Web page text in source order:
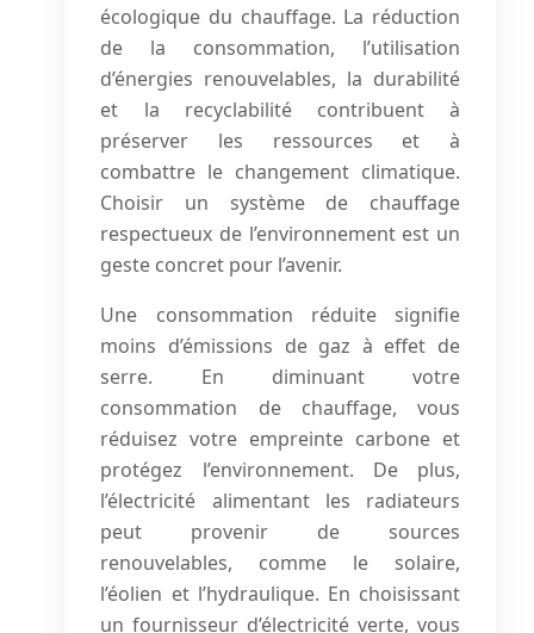
écologique du chauffage. La réduction
de la consommation, l’utilisation
d’énergies renouvelables, la durabilité
et la recyclabilité contribuent à
préserver les ressources et à
combattre le changement climatique.
Choisir un système de chauffage
respectueux de l’environnement est un
geste concret pour l’avenir.
Une consommation réduite signifie
moins d’émissions de gaz à effet de
serre. En diminuant votre
consommation de chauffage, vous
réduisez votre empreinte carbone et
protégez l’environnement. De plus,
l’électricité alimentant les radiateurs
peut provenir de sources
renouvelables, comme le solaire,
l’éolien et l’hydraulique. En choisissant
un fournisseur d’électricité verte, vous